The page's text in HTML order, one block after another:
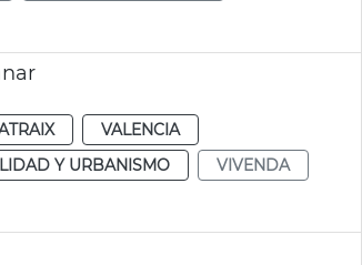
VALENCIA
Y URBANISMO
VIVENDA